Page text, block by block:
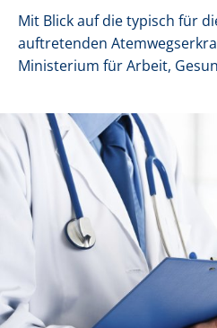
Mit Blick auf die typisch für
auftretenden
Ministerium für Arbeit,